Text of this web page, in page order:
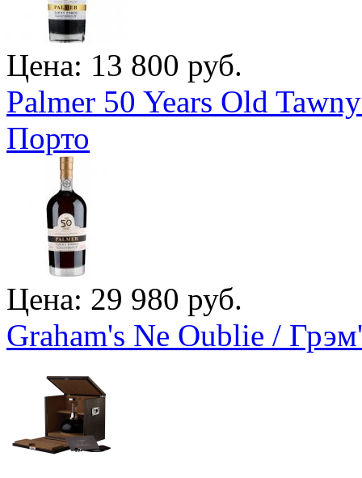
Цена: 13 800 руб.
Palmer 50 Years Old
Порто
Цена: 29 980 руб.
Graham's Ne Oublie /